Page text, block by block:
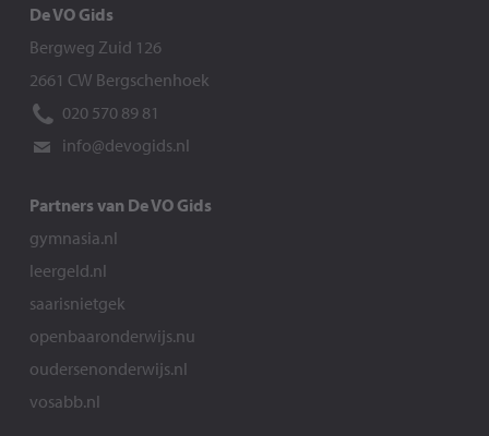
De VO Gids
Bergweg Zuid 126
2661 CW Bergschenhoek
020 570 89 81
info@devogids.nl
Partners van De VO Gids
gymnasia.nl
leergeld.nl
saarisnietgek
openbaaronderwijs.nu
oudersenonderwijs.nl
vosabb.nl